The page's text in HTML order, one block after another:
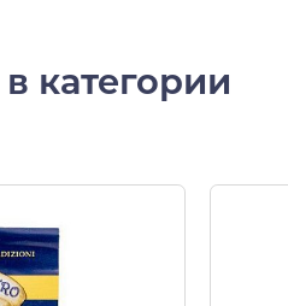
категории